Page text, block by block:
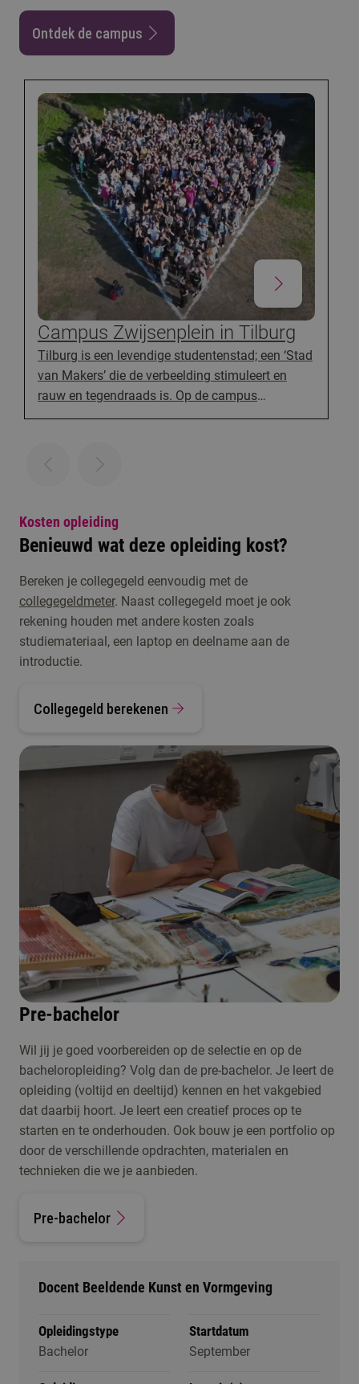
Ontdek de campus
Campus Zwijsenplein in Tilburg
Tilburg is een levendige studentenstad; een ‘Stad
van Makers’ die de verbeelding stimuleert en
rauw en tegendraads is. Op de campus
Zwijsenplein vind je onze 17 kunstopleidingen op
design, kunsteducatie en architectuur onder één
morgen.
Kosten opleiding
Benieuwd wat deze opleiding kost?
Bereken je collegegeld eenvoudig met de
collegegeldmeter. Naast collegegeld moet je ook
rekening houden met andere kosten zoals
studiemateriaal, een laptop en deelname aan de
introductie.
Collegegeld berekenen
Pre-bachelor
Wil jij je goed voorbereiden op de selectie en op de
bacheloropleiding? Volg dan de pre-bachelor. Je leert de
opleiding (voltijd en deeltijd) kennen en het vakgebied
dat daarbij hoort. Je leert een creatief proces op te
starten en te onderhouden. Ook bouw je een portfolio op
door de verschillende opdrachten, materialen en
technieken die we je aanbieden.
Pre-bachelor
Docent Beeldende Kunst en Vormgeving
Opleidingstype
Bachelor
Startdatum
September